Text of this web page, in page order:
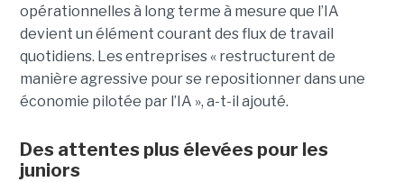
opérationnelles à long terme à mesure que l’IA
devient un élément courant des flux de travail
quotidiens. Les entreprises « restructurent de
manière agressive pour se repositionner dans une
économie pilotée par l’IA », a-t-il ajouté.
Des attentes plus élevées pour les
juniors